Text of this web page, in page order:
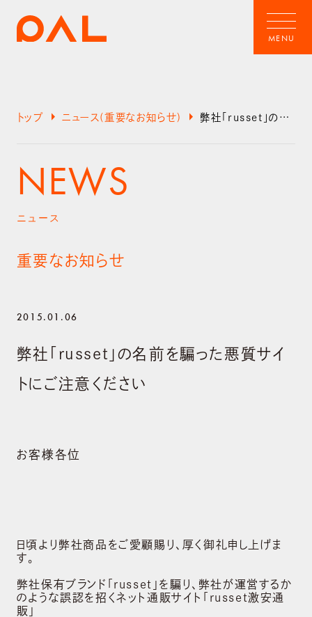
トップ arrow_right ニュース(重要なお知らせ) arrow_right 弊社「russet」の名前を騙った悪質サイトにご注意ください
NEWS
ニュース
重要なお知らせ
2015.01.06
弊社「russet」の名前を騙った悪質サイ
トにご注意ください
お客様各位
日頃より弊社商品をご愛顧賜り、厚く御礼申し上げま
す。
弊社保有ブランド「russet」を騙り、弊社が運営するか
のような誤認を招くネット通販サイト「russet激安通
販」